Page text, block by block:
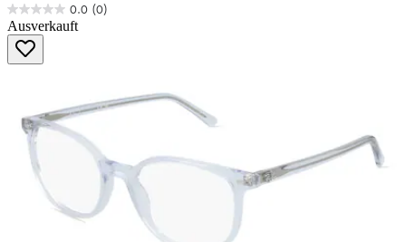
0.0 (0)
0.0
von
Sternen.
Ausverkauft